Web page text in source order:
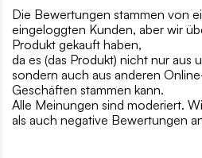
Die Bewertungen stammen von
eingeloggten Kunden, aber wir
Produkt gekauft haben,
da es (das Produkt) nicht nur aus
sondern auch aus anderen
Geschäften stammen kann.
Alle Meinungen sind moderiert.
als auch negative Bewertungen